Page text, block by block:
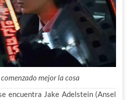
mejor la cosa
encuentra Jake Adelstein (Ansel